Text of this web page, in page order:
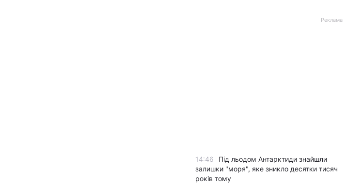
Реклама
14:46
Під льодом Антарктиди знайшли
залишки "моря", яке зникло десятки тисяч
років тому